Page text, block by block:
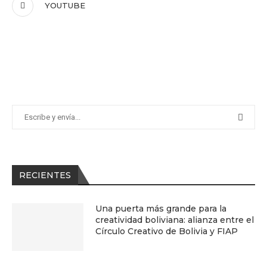
YOUTUBE
RECIENTES
Una puerta más grande para la
creatividad boliviana: alianza entre el
Círculo Creativo de Bolivia y FIAP